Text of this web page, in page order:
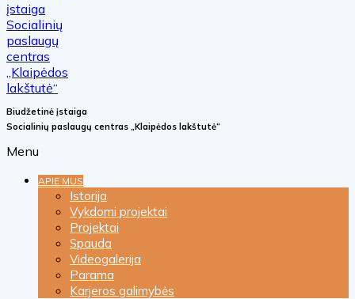
Biudžetinė įstaiga
Socialinių paslaugų centras „Klaipėdos lakštutė“
Menu
APIE MUS
Istorija
Vykdomi projektai
Projektai
Spauda
Videogalerija
Parama
Karjeros galimybės